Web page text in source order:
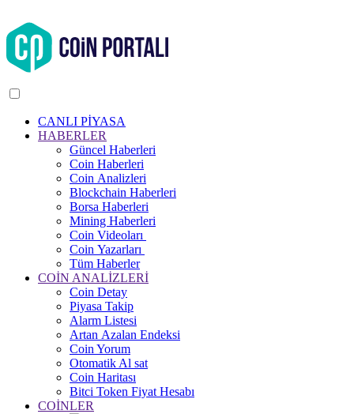
CANLI PİYASA
HABERLER
Güncel Haberleri
Coin Haberleri
Coin Analizleri
Blockchain Haberleri
Borsa Haberleri
Mining Haberleri
Coin Videoları
Coin Yazarları
Tüm Haberler
COİN ANALİZLERİ
Coin Detay
Piyasa Takip
Alarm Listesi
Artan Azalan Endeksi
Coin Yorum
Otomatik Al sat
Coin Haritası
Bitci Token Fiyat Hesabı
COİNLER